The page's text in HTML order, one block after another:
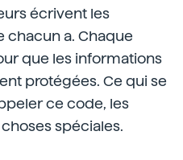
écrivent les
chacun a. Chaque
que les informations
protégées. Ce qui se
ce code, les
spéciales.